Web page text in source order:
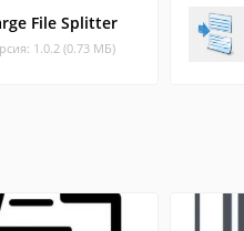
File Splitter
1.0.2 (0.73 МБ)